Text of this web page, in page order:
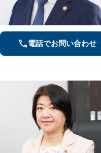
電話でお問い合わせ